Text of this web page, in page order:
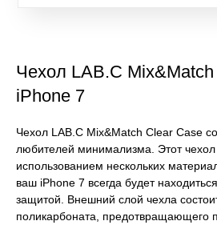
Чехол LAB.C
iPhone 7
Чехол LAB.C Mix&Match Clear Case
любителей минимализма. Этот чехол
использованием нескольких
ваш iPhone 7 всегда будет
защитой. Внешний слой чехла
поликарбоната, предотвращающего